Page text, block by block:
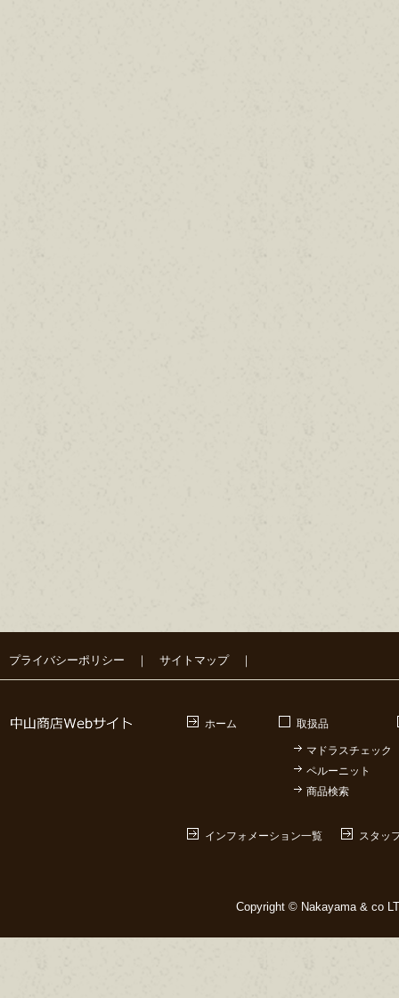
プライバシーポリシー ｜ サイトマップ｜
ホーム 取扱品
マドラスチェック
ペルーニット
商品検索
インフォメーション一覧 スタッ
Copyright © Nakayama & co